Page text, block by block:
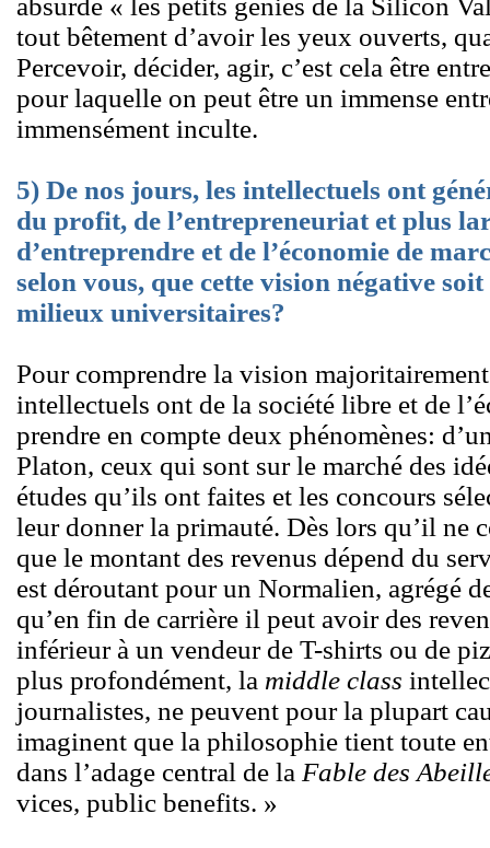
absurde « les petits génies de la Silicon
tout bêtement d’avoir les yeux ouverts,
Percevoir, décider, agir, c’est cela être
pour laquelle on peut être un immense
immensément inculte.
5) De nos jours, les intellectuels ont
du profit, de l’entrepreneuriat et plus
d’entreprendre et de l’économie de
selon vous, que cette vision négative
milieux universitaires?
Pour comprendre la vision
intellectuels ont de la société libre et de
prendre en compte deux phénomènes:
Platon, ceux qui sont sur le marché des
études qu’ils ont faites et les concours
leur donner la primauté. Dès lors qu’il ne
que le montant des revenus dépend du
est déroutant pour un Normalien, agrégé
qu’en fin de carrière il peut avoir des
inférieur à un vendeur de T-shirts ou de
plus profondément, la middle class
journalistes, ne peuvent pour la plupart
imaginent que la philosophie tient toute
dans l’adage central de la Fable des
vices, public benefits. »